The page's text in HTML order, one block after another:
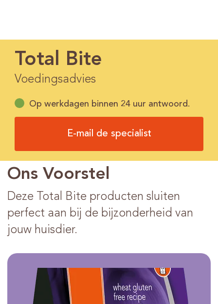
Total Bite
Voedingsadvies
Op werkdagen binnen 24 uur antwoord.
E-mail de specialist
Ons Voorstel
Deze Total Bite producten sluiten
perfect aan bij de bijzonderheid van
jouw huisdier.